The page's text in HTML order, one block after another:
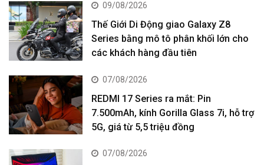
09/08/2026
Thế Giới Di Động giao Galaxy Z8
Series bằng mô tô phân khối lớn cho
các khách hàng đầu tiên
07/08/2026
REDMI 17 Series ra mắt: Pin
7.500mAh, kính Gorilla Glass 7i, hỗ trợ
5G, giá từ 5,5 triệu đồng
07/08/2026